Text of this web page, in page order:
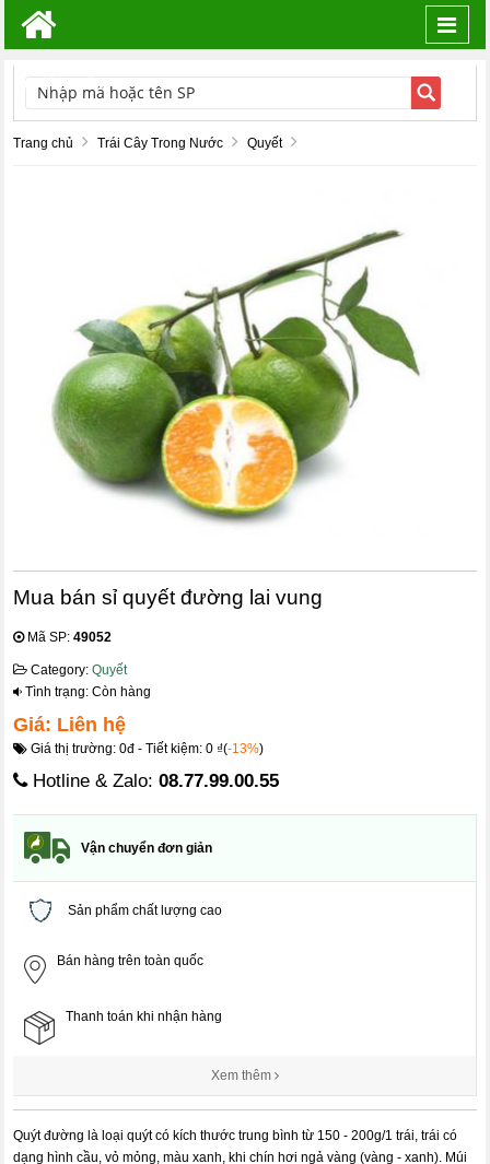
TÌM KIẾM
Trang chủ Trái Cây Trong Nước Quyết
Mua bán sỉ quyết đường lai vung
Mã SP:49052
Category:Quyết
Tình trạng: Còn hàng
Giá: Liên hệ
Giá thị trường: 0đ - Tiết kiệm: 0 ₫(-13%)
Hotline & Zalo:08.77.99.00.55
Vận chuyển đơn giản
Sản phẩm chất lượng cao
Bán hàng trên toàn quốc
Thanh toán khi nhận hàng
Xem thêm
Quýt đường là loại quýt có kích thước trung bình từ 150 - 200g/1 trái, trái có
dạng hình cầu, vỏ mỏng, màu xanh, khi chín hơi ngả vàng (vàng - xanh). Múi